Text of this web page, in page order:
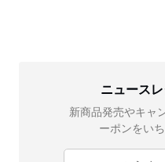
ニュース
新商品発売やキャ
ーポンをい